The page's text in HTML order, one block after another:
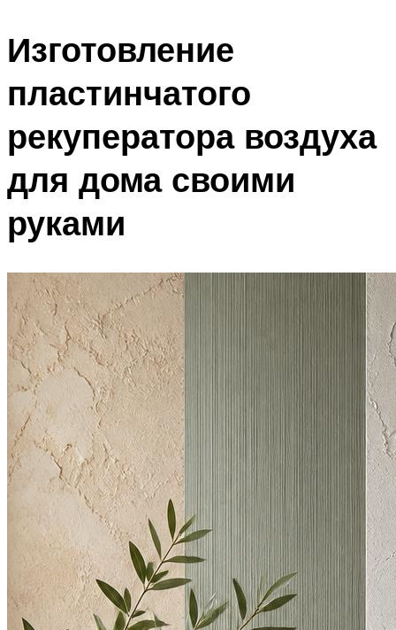
Изготовление
пластинчатого
рекуператора воздуха
для дома своими
руками